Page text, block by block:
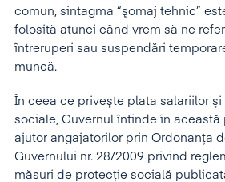
comun, sintagma “şomaj tehnic”
folosită atunci când vrem să ne
întreruperi sau suspendări
muncă.
În ceea ce priveşte plata salariilor
sociale, Guvernul întinde în
ajutor angajatorilor prin Ordonanţa
Guvernului nr. 28/2009 privind
măsuri de protecţie socială